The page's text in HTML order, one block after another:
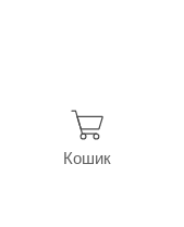
Кошик